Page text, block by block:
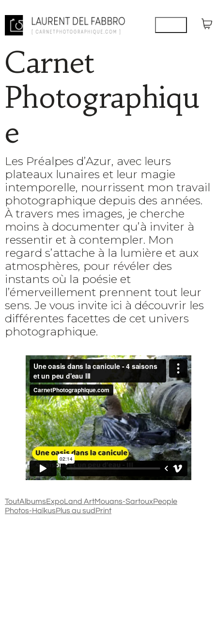
Carnet
Photographiqu
e
Les Préalpes d’Azur, avec leurs
plateaux lunaires et leur magie
intemporelle, nourrissent mon travail
photographique depuis des années.
À travers mes images, je cherche
moins à documenter qu’à inviter à
ressentir et à contempler. Mon
regard s’attache à la lumière et aux
atmosphères, pour révéler des
instants où la poésie et
l’émerveillement prennent tout leur
sens. Je vous invite ici à découvrir les
différentes facettes de cet univers
photographique.
ToutAlbumsExpoLand ArtMouans-SartouxPeople
Photos-HaïkusPlus au sudPrint